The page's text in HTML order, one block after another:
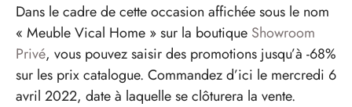
Dans le cadre de cette occasion affichée sous le nom
« Meuble Vical Home » sur la boutique Showroom
Privé, vous pouvez saisir des promotions jusqu’à -68%
sur les prix catalogue. Commandez d’ici le mercredi 6
avril 2022, date à laquelle se clôturera la vente.